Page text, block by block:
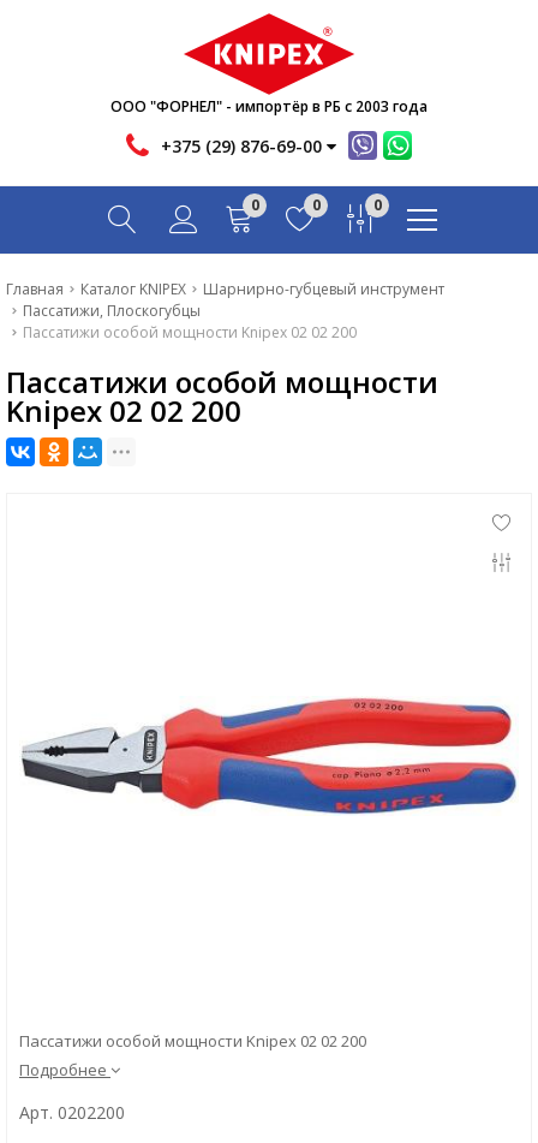
ООО "ФОРНЕЛ" - импортёр в РБ с 2003 года
+375 (29) 876-69-00
Каталог
Новости
0 0 0
Главная Каталог KNIPEX
Шарнирно-губцевый инструмент
Пассатижи, Плоскогубцы
Пассатижи особой мощности Knipex 02 02 200
Пассатижи особой мощности
Knipex 02 02 200
Пассатижи особой мощности Knipex 02 02 200
Подробнее
Арт. 0202200
Новости
Акции
Инфо
Контакты
Вопрос-ответ